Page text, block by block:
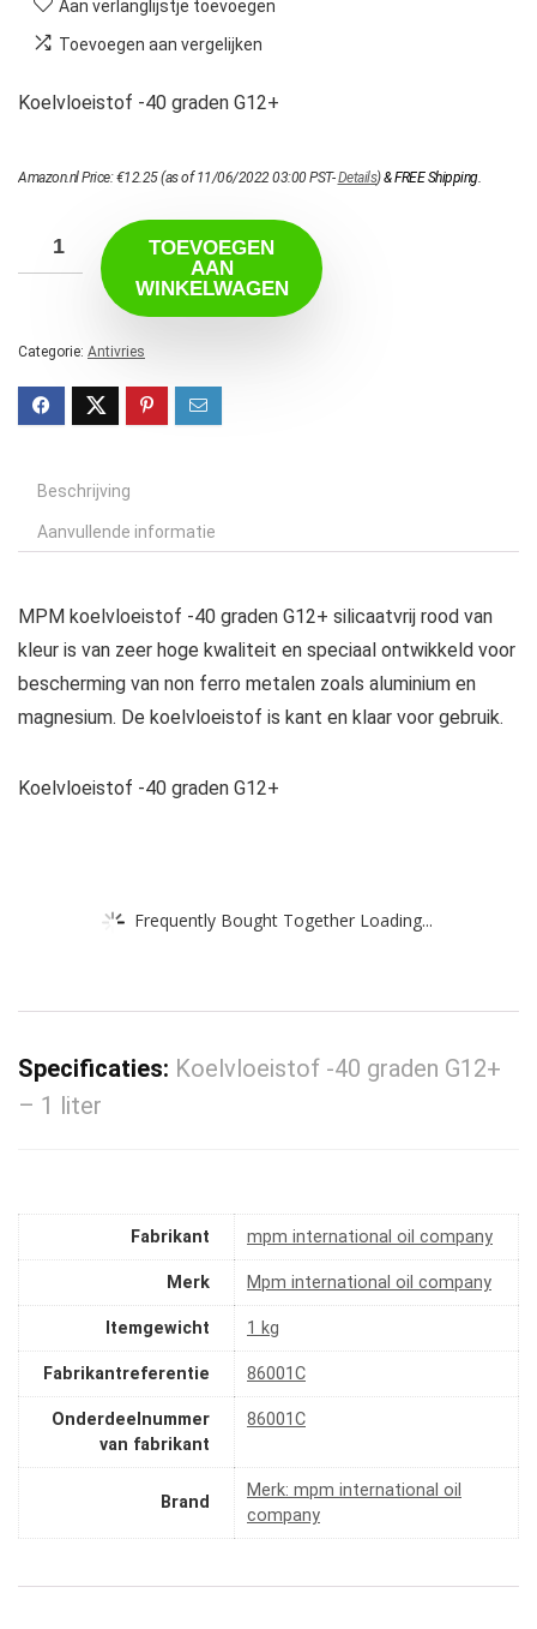
Aan verlanglijstje toevoegen
Toevoegen aan vergelijken
Koelvloeistof -40 graden G12+
Amazon.nl Price:€12.25(as of 11/06/2022 03:00 PST-Details)&FREE Shipping.
TOEVOEGEN
AAN
WINKELWAGEN
Categorie: Antivries
Beschrijving
Aanvullende informatie
MPM koelvloeistof -40 graden G12+ silicaatvrij rood van
kleur is van zeer hoge kwaliteit en speciaal ontwikkeld voor
bescherming van non ferro metalen zoals aluminium en
magnesium. De koelvloeistof is kant en klaar voor gebruik.
Koelvloeistof -40 graden G12+
Frequently Bought Together Loading...
Specificaties: Koelvloeistof -40 graden G12+
– 1 liter
Fabrikant ‎mpm international oil company
Merk ‎Mpm international oil company
Itemgewicht ‎1 kg
Fabrikantreferentie ‎86001C
Onderdeelnummer
van fabrikant
‎86001C
Brand
Merk: mpm international oil
company